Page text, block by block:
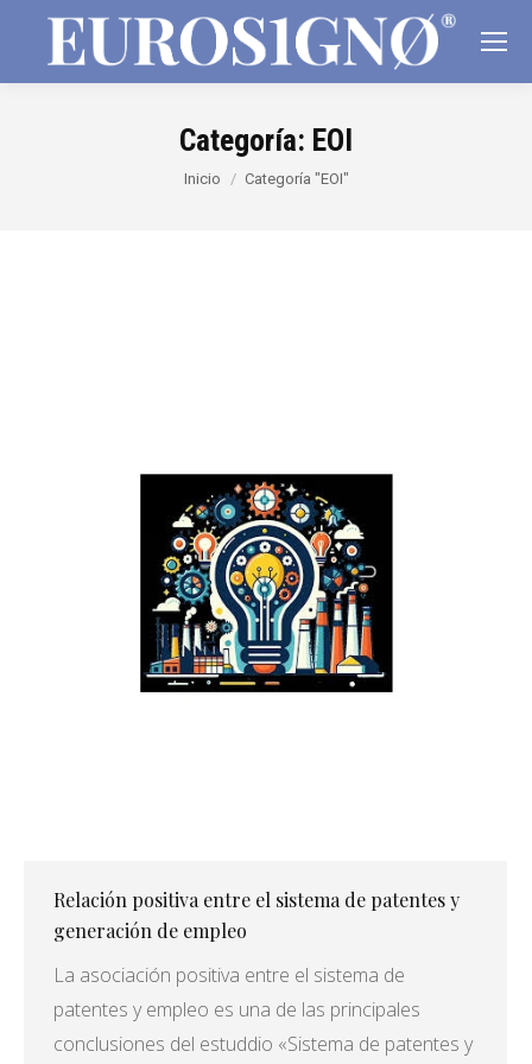
Categoría: EOI
Estás aquí:
Inicio Categoría "EOI"
Relación positiva entre el sistema de patentes y
generación de empleo
La asociación positiva entre el sistema de
patentes y empleo es una de las principales
conclusiones del estuddio «Sistema de patentes y